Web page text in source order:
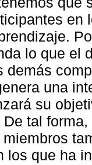
en
lo que el
demás
una
su
tal
los que ha